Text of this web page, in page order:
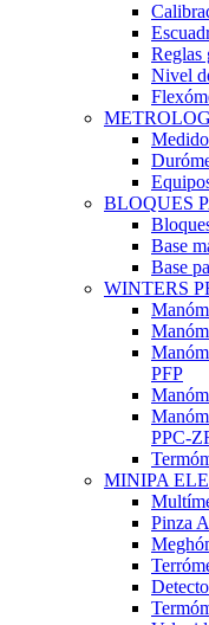
Reglas
Nivel
BLOQUES
Base
Base
WINTERS
PFP
PPC-
MINIPA
Pinza